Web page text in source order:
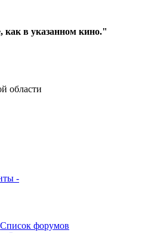
в указанном кино."
-
Список форумов